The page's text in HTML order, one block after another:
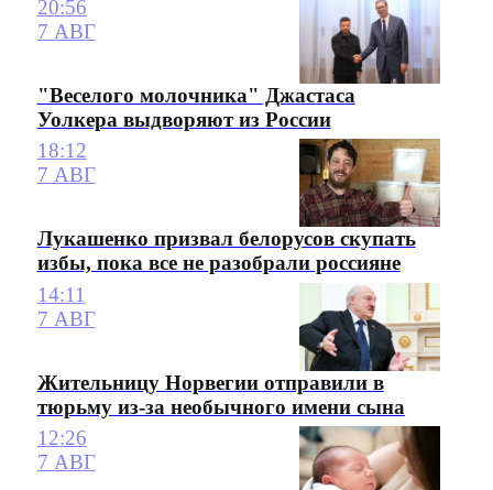
20:56
7 АВГ
"Веселого молочника" Джастаса
Уолкера выдворяют из России
18:12
7 АВГ
Лукашенко призвал белорусов скупать
избы, пока все не разобрали россияне
14:11
7 АВГ
Жительницу Норвегии отправили в
тюрьму из-за необычного имени сына
12:26
7 АВГ